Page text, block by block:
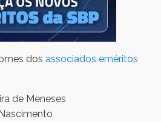
dos associados eméritos
de Meneses